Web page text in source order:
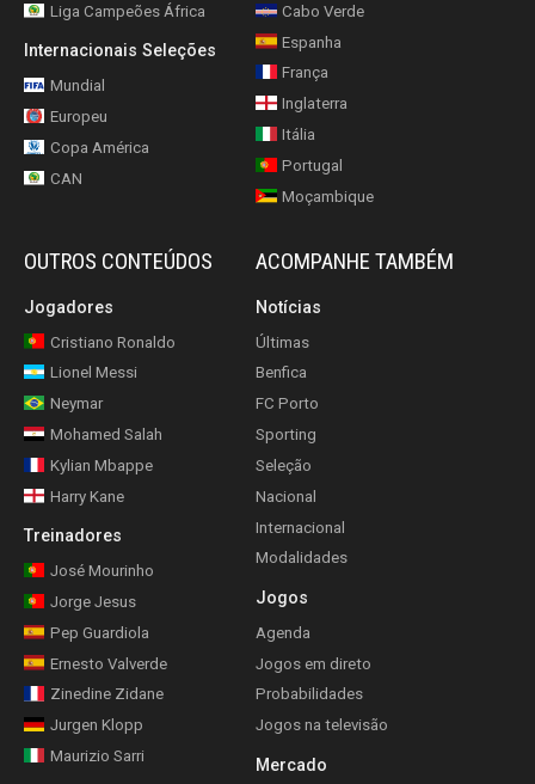
Liga Campeões África
Internacionais Seleções
Mundial
Europeu
Copa América
CAN
Cabo Verde
Espanha
França
Inglaterra
Itália
Portugal
Moçambique
OUTROS CONTEÚDOS
Jogadores
Cristiano Ronaldo
Lionel Messi
Neymar
Mohamed Salah
Kylian Mbappe
Harry Kane
Treinadores
José Mourinho
Jorge Jesus
Pep Guardiola
Ernesto Valverde
Zinedine Zidane
Jurgen Klopp
Maurizio Sarri
ACOMPANHE TAMBÉM
Notícias
Últimas
Benfica
FC Porto
Sporting
Seleção
Nacional
Internacional
Modalidades
Jogos
Agenda
Jogos em direto
Probabilidades
Jogos na televisão
Mercado